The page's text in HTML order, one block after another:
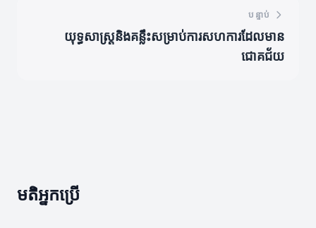
បន្ទាប់
យុទ្ធសាស្ត្រនិងគន្លឹះសម្រាប់ការសហការដែលមាន
ជោគជ័យ
មតិអ្នកប្រើ